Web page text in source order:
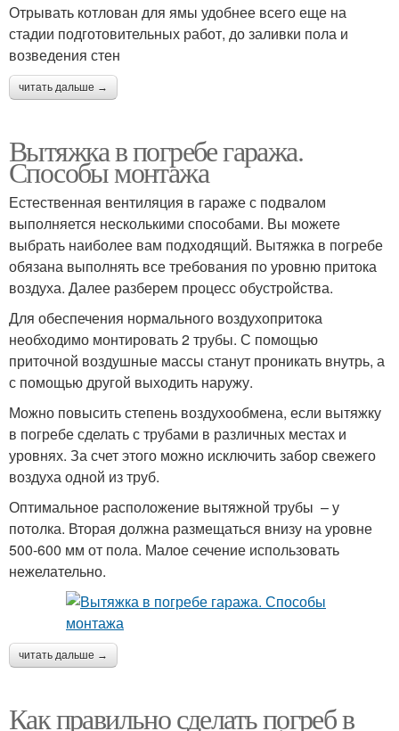
Отрывать котлован для ямы удобнее всего еще на
стадии подготовительных работ, до заливки пола и
возведения стен
читать дальше →
Вытяжка в погребе гаража.
Способы монтажа
Естественная вентиляция в гараже с подвалом
выполняется несколькими способами. Вы можете
выбрать наиболее вам подходящий. Вытяжка в погребе
обязана выполнять все требования по уровню притока
воздуха. Далее разберем процесс обустройства.
Для обеспечения нормального воздухопритока
необходимо монтировать 2 трубы. С помощью
приточной воздушные массы станут проникать внутрь, а
с помощью другой выходить наружу.
Можно повысить степень воздухообмена, если вытяжку
в погребе сделать с трубами в различных местах и
уровнях. За счет этого можно исключить забор свежего
воздуха одной из труб.
Оптимальное расположение вытяжной трубы – у
потолка. Вторая должна размещаться внизу на уровне
500-600 мм от пола. Малое сечение использовать
нежелательно.
читать дальше →
Как правильно сделать погреб в